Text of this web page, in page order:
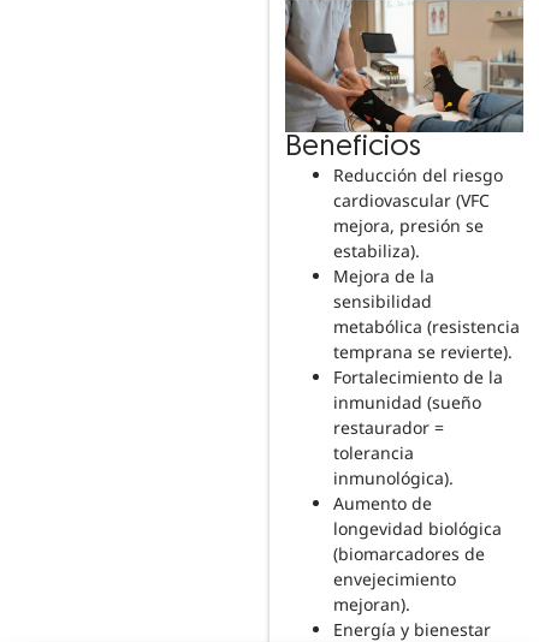
Beneficios
Reducción del riesgo
cardiovascular (VFC
mejora, presión se
estabiliza).
Mejora de la
sensibilidad
metabólica (resistencia
temprana se revierte).
Fortalecimiento de la
inmunidad (sueño
restaurador =
tolerancia
inmunológica).
Aumento de
longevidad biológica
(biomarcadores de
envejecimiento
mejoran).
Energía y bienestar